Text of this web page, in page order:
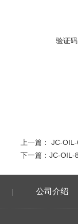
验证
上一篇： JC-
下一篇： JC-OIL-
| 公司介绍